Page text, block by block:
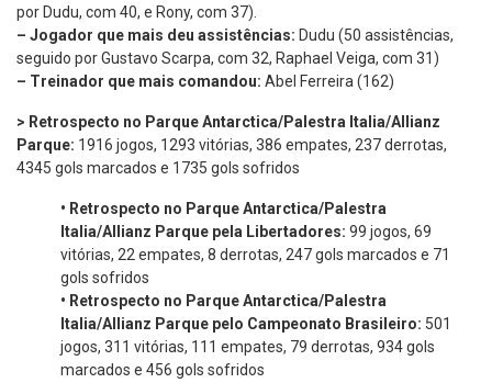
por Dudu, com 40, e Rony, com 37).
– Jogador que mais deu assistências: Dudu (50 assistências,
seguido por Gustavo Scarpa, com 32, Raphael Veiga, com 31)
– Treinador que mais comandou: Abel Ferreira (162)
> Retrospecto no Parque Antarctica/Palestra Italia/Allianz
Parque: 1916 jogos, 1293 vitórias, 386 empates, 237 derrotas,
4345 gols marcados e 1735 gols sofridos
• Retrospecto no Parque Antarctica/Palestra
Italia/Allianz Parque pela Libertadores: 99 jogos, 69
vitórias, 22 empates, 8 derrotas, 247 gols marcados e 71
gols sofridos
• Retrospecto no Parque Antarctica/Palestra
Italia/Allianz Parque pelo Campeonato Brasileiro: 501
jogos, 311 vitórias, 111 empates, 79 derrotas, 934 gols
marcados e 456 gols sofridos